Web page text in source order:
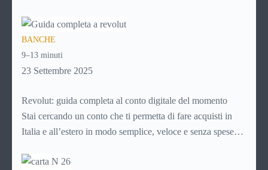
raggiungere, ma un servizio da aprire in app, usare in pochi
secondi e integrare nella gestione ordinaria della vita.
Controllare il saldo, fare un bonifico, richiedere un prodotto
o monitorare le spese sono attività che ormai devono essere
BANCHE
9–13 minuti
23 Settembre 2025
Revolut: guida completa al conto digitale del momento
Stai cercando un conto che ti permetta di fare acquisti in
Italia e all’estero in modo semplice, veloce e senza spese
smartphone, senza code in banca o documenti cartacei?